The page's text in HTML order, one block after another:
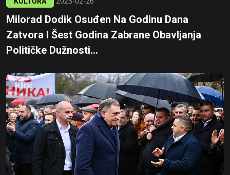
Milorad Dodik Osuđen Na Godinu Dana
Zatvora I Šest Godina Zabrane Obavljanja
Političke Dužnosti...